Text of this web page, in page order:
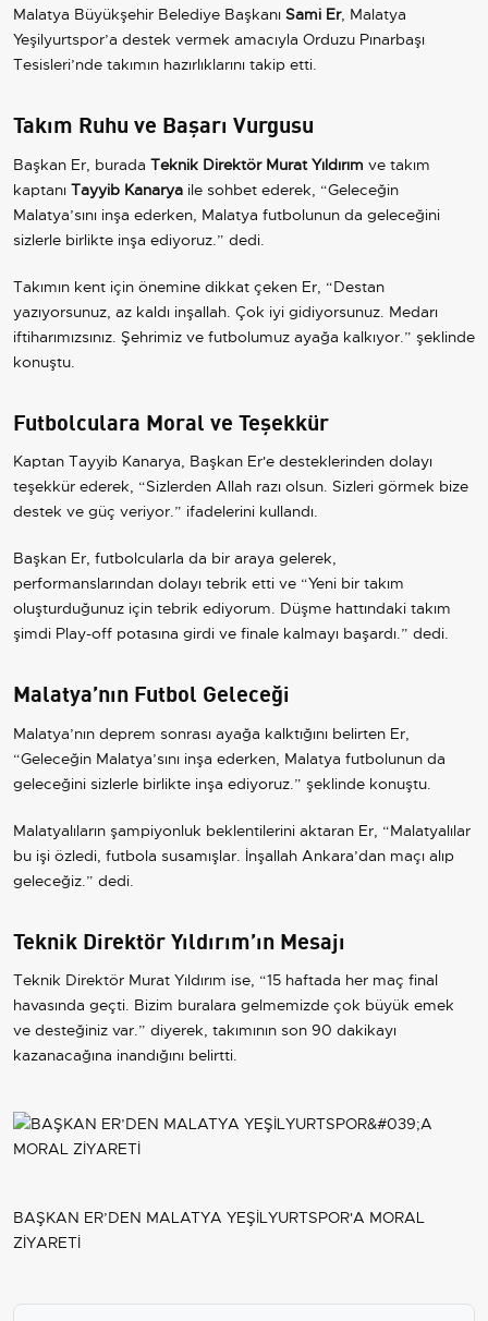
Malatya Büyükşehir Belediye Başkanı Sami Er, Malatya
Yeşilyurtspor’a destek vermek amacıyla Orduzu Pınarbaşı
Tesisleri’nde takımın hazırlıklarını takip etti.
Takım Ruhu ve Başarı Vurgusu
Başkan Er, burada Teknik Direktör Murat Yıldırım ve takım
kaptanı Tayyib Kanarya ile sohbet ederek, “Geleceğin
Malatya’sını inşa ederken, Malatya futbolunun da geleceğini
sizlerle birlikte inşa ediyoruz.” dedi.
Takımın kent için önemine dikkat çeken Er, “Destan
yazıyorsunuz, az kaldı inşallah. Çok iyi gidiyorsunuz. Medarı
iftiharımızsınız. Şehrimiz ve futbolumuz ayağa kalkıyor.” şeklinde
konuştu.
Futbolculara Moral ve Teşekkür
Kaptan Tayyib Kanarya, Başkan Er'e desteklerinden dolayı
teşekkür ederek, “Sizlerden Allah razı olsun. Sizleri görmek bize
destek ve güç veriyor.” ifadelerini kullandı.
Başkan Er, futbolcularla da bir araya gelerek,
performanslarından dolayı tebrik etti ve “Yeni bir takım
oluşturduğunuz için tebrik ediyorum. Düşme hattındaki takım
şimdi Play-off potasına girdi ve finale kalmayı başardı.” dedi.
Malatya’nın Futbol Geleceği
Malatya’nın deprem sonrası ayağa kalktığını belirten Er,
“Geleceğin Malatya’sını inşa ederken, Malatya futbolunun da
geleceğini sizlerle birlikte inşa ediyoruz.” şeklinde konuştu.
Malatyalıların şampiyonluk beklentilerini aktaran Er, “Malatyalılar
bu işi özledi, futbola susamışlar. İnşallah Ankara’dan maçı alıp
geleceğiz.” dedi.
Teknik Direktör Yıldırım’ın Mesajı
Teknik Direktör Murat Yıldırım ise, “15 haftada her maç final
havasında geçti. Bizim buralara gelmemizde çok büyük emek
ve desteğiniz var.” diyerek, takımının son 90 dakikayı
kazanacağına inandığını belirtti.
BAŞKAN ER’DEN MALATYA YEŞİLYURTSPOR'A MORAL
ZİYARETİ